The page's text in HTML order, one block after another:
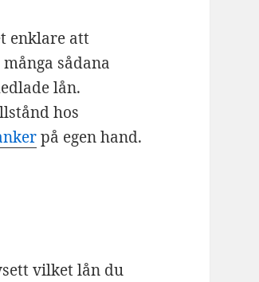
enklare att
sådana
lån.
hos
på egen hand.
vilket lån du